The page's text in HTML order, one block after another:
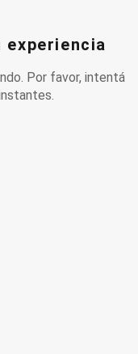
experiencia
Por favor, intentá